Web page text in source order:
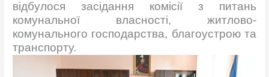
відбулося засідання комісії з питань
комунальної власності, житлово-
комунального господарства, благоустрою та
транспорту.